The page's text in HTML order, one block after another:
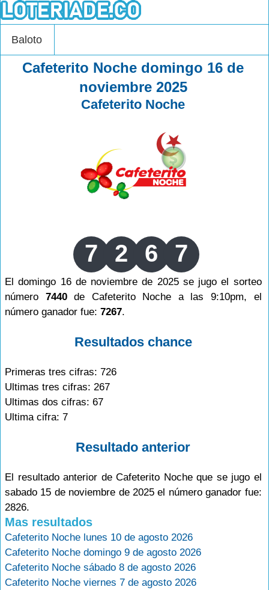
Baloto
Cafeterito Noche domingo 16 de
noviembre 2025
Cafeterito Noche
7 2 6 7
El domingo 16 de noviembre de 2025 se jugo el sorteo
número 7440de Cafeterito Noche a las 9:10pm, el
número ganador fue: 7267.
Resultados chance
Primeras tres cifras: 726
Ultimas tres cifras: 267
Ultimas dos cifras: 67
Ultima cifra: 7
Resultado anterior
El resultado anterior de Cafeterito Noche que se jugo el
sabado 15 de noviembre de 2025 el número ganador fue:
2826.
Mas resultados
Cafeterito Noche lunes 10 de agosto 2026
Cafeterito Noche domingo 9 de agosto 2026
Cafeterito Noche sábado 8 de agosto 2026
Cafeterito Noche viernes 7 de agosto 2026